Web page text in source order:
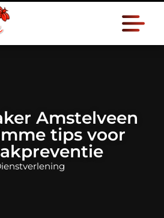
Amstelveen
tips voor